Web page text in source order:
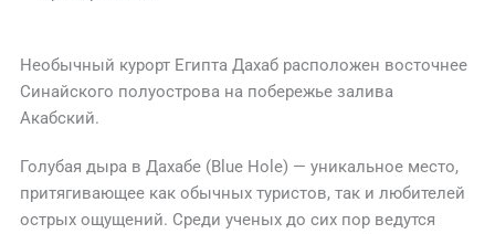
Необычный курорт Египта Дахаб расположен восточнее
Синайского полуострова на побережье залива
Акабский.
Голубая дыра в Дахабе (Blue Hole) — уникальное место,
притягивающее как обычных туристов, так и любителей
острых ощущений. Среди ученых до сих пор ведутся